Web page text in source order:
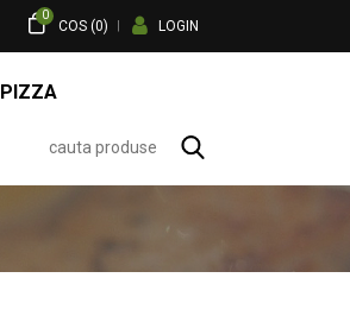
LOGIN
0
COS (0)
PIZZA